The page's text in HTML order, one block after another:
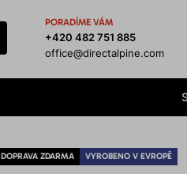
PORADÍME VÁM
+420 482 751 885
office@directalpine.com
DOPRAVA ZDARMA VYROBENO V EVROPĚ